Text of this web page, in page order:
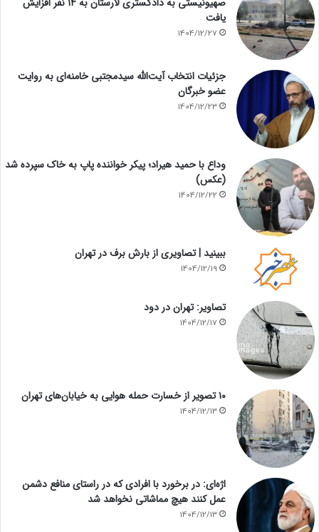
یافت
1404/12/27
جزئیات انتخاب آیت‌الله سیدمجتبی خامنه‌ای به روایت
عضو خبرگان
1404/12/23
وداع با حمید هیراد؛ پیکر خواننده پاپ به خاک سپرده شد
(عکس)
1404/12/22
ببینید | تصاویری از بارش برف در تهران
1404/12/19
تصاویر: تهران در دود
1404/12/17
۱۰ تصویر از خسارت حمله هوایی به خیابان‌های تهران
1404/12/13
اژه‌ای: در برخورد با افرادی که در راستای منافع دشمن
عمل کنند هیچ مماشاتی نخواهد شد
1404/12/13